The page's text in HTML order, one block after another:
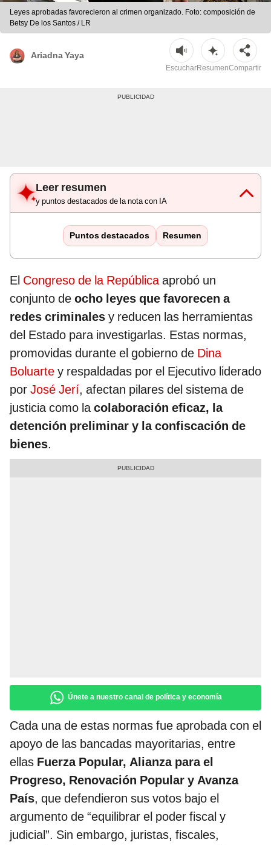
Leyes aprobadas favorecieron al crimen organizado. Foto: composición de
Betsy De los Santos / LR
Ariadna Yaya
EscucharResumenCompartir
Leer resumen
y puntos destacados de la nota con IA
Puntos destacados Resumen
El Congreso de la Repúblicaaprobó un
conjunto de ocho leyes que favorecen a
redes criminales y reducen las herramientas
del Estado para investigarlas. Estas normas,
promovidas durante el gobierno de Dina
Boluarte y respaldadas por el Ejecutivo liderado
por José Jerí, afectan pilares del sistema de
justicia como lacolaboración eficaz, la
detención preliminar y la confiscación de
bienes.
Únete a nuestro canal de política y economía
Cada una de estas normas fue aprobada con el
apoyo de las bancadas mayoritarias, entre
ellas Fuerza Popular, Alianza para el
Progreso, Renovación Popular y Avanza
País, que defendieron sus votos bajo el
argumento de “equilibrar el poder fiscal y
judicial”. Sin embargo, juristas, fiscales,